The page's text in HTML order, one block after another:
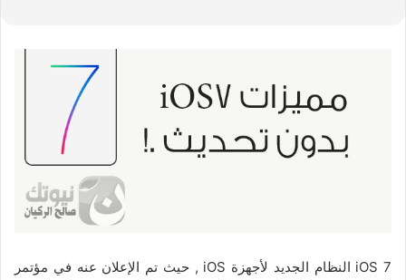
iOS 7 النظام الجديد لأجهزة iOS , حيث تم الإعلان عنه في مؤتمر